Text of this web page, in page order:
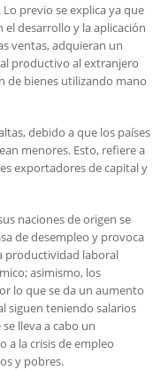
previo se explica ya que
desarrollo y la aplicación
ventas, adquieran un
productivo al extranjero
de bienes utilizando mano
debido a que los países
menores. Esto, refiere a
exportadores de capital y
naciones de origen se
de desempleo y provoca
productividad laboral
asimismo, los
lo que se da un aumento
siguen teniendo salarios
lleva a cabo un
a la crisis de empleo
y pobres.